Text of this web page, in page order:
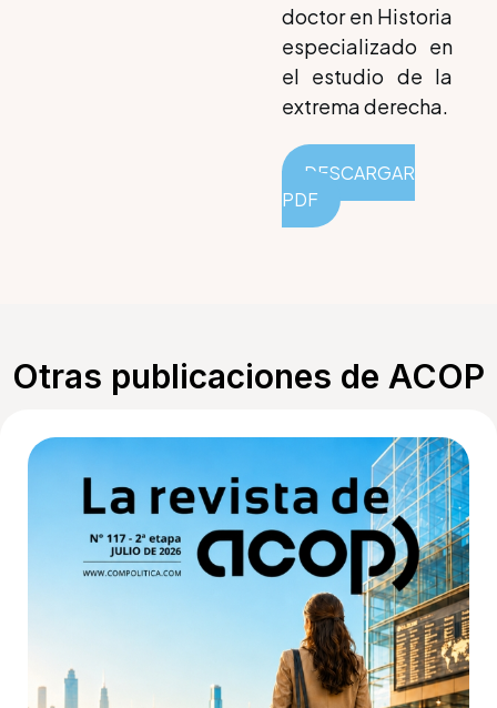
doctor en Historia
especializado en
el estudio de la
extrema derecha.
DESCARGAR
PDF
Otras publicaciones de ACOP